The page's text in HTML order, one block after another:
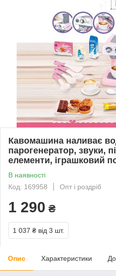
Кавомашина наливає
парогенератор, звуки,
елементи, іграшковий
В наявності
Код: 169958
Опт і роздріб
1 290 ₴
1 037 ₴ від 3 шт.
Опис Характеристики